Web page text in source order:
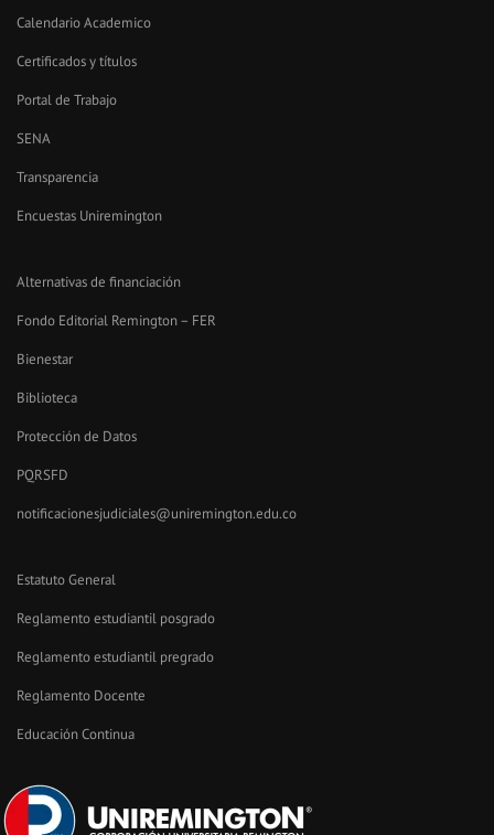
Calendario Academico
Certificados y títulos
Portal de Trabajo
SENA
Transparencia
Encuestas Uniremington
Alternativas de financiación
Fondo Editorial Remington – FER
Bienestar
Biblioteca
Protección de Datos
PQRSFD
notificacionesjudiciales@uniremington.edu.co
Estatuto General
Reglamento estudiantil posgrado
Reglamento estudiantil pregrado
Reglamento Docente
Educación Continua